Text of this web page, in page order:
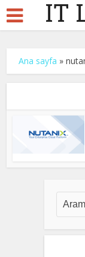
IT
Ana sayfa »